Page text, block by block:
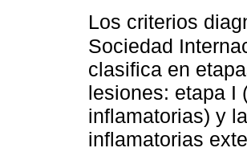
Los criterios
Sociedad
clasifica en
lesiones: etapa I
inflamatorias) y
inflamatorias